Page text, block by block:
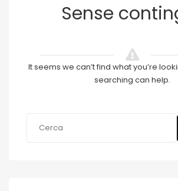
Sense
It seems we can’t find what you’re
searching can help.